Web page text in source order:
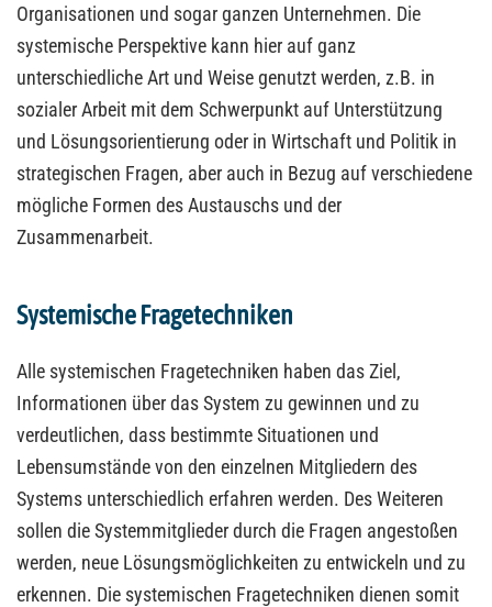
Organisationen und sogar ganzen Unternehmen. Die
systemische Perspektive kann hier auf ganz
unterschiedliche Art und Weise genutzt werden, z.B. in
sozialer Arbeit mit dem Schwerpunkt auf Unterstützung
und Lösungsorientierung oder in Wirtschaft und Politik in
strategischen Fragen, aber auch in Bezug auf verschiedene
mögliche Formen des Austauschs und der
Zusammenarbeit.
Systemische Fragetechniken
Alle systemischen Fragetechniken haben das Ziel,
Informationen über das System zu gewinnen und zu
verdeutlichen, dass bestimmte Situationen und
Lebensumstände von den einzelnen Mitgliedern des
Systems unterschiedlich erfahren werden. Des Weiteren
sollen die Systemmitglieder durch die Fragen angestoßen
werden, neue Lösungsmöglichkeiten zu entwickeln und zu
erkennen. Die systemischen Fragetechniken dienen somit